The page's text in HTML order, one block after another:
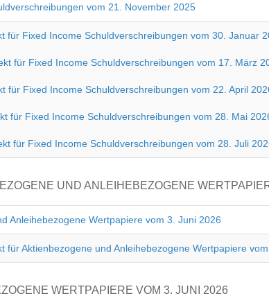
vom 21. November 2025
für Fixed Income Schuldverschreibungen vom 30. Januar
für Fixed Income Schuldverschreibungen vom 17. März
für Fixed Income Schuldverschreibungen vom 22. April
für Fixed Income Schuldverschreibungen vom 28. Mai
für Fixed Income Schuldverschreibungen vom 28. Juli
UND ANLEIHEBEZOGENE
Anleihebezogene Wertpapiere vom 3. Juni 2026
für Aktienbezogene und Anleihebezogene Wertpapiere
WERTPAPIERE VOM 3. JUNI 2026